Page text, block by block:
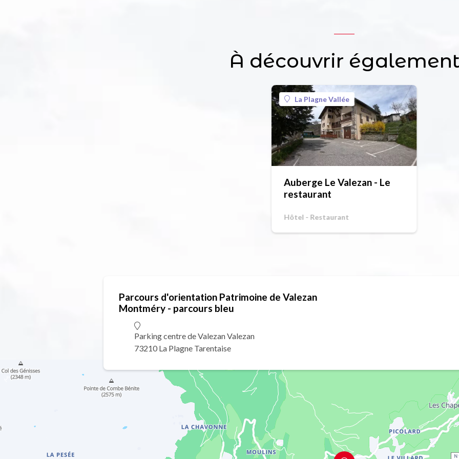
À découvrir
La Plagne Vallée
Auberge Le Valezan - Le
restaurant
Hôtel - Restaurant
Parcours d'orientation Patrimoine de Valezan
Montméry - parcours bleu
Parking centre de Valezan Valezan
73210 La Plagne Tarentaise